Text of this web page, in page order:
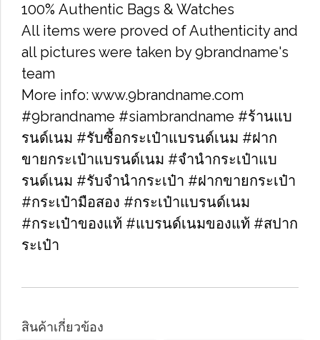
100% Authentic Bags & Watches
All items were proved of Authenticity and
all pictures were taken by 9brandname's
team
More info: www.9brandname.com
#9brandname #siambrandname #ร้านแบ
รนด์เนม #รับซื้อกระเป๋าแบรนด์เนม​ #ฝาก
ขายกระเป๋าแบรนด์เนม​ #จำนำกระเป๋าแบ
รนด์เนม​ #รับจำนำกระเป๋า #ฝากขายกระเป๋า
#กระเป๋ามือสอง​ #กระเป๋าแบรนด์เนม​
#กระเป๋าของแท้​ #แบรนด์เนมของแท้ #สปาก
ระเป๋า
สินค้าเกี่ยวข้อง